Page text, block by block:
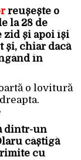
reușește o
la 28 de
zid și apoi își
și, chiar dacă
în
o lovitură
dintr-un
câștigă
cu